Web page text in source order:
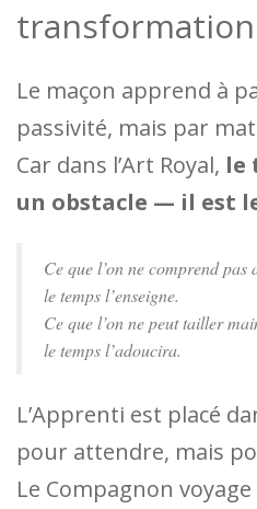
transformation
Le maçon apprend à
passivité, mais par
Car dans l’Art Royal, le
un obstacle — il est
Ce que l’on ne comprend pas
le temps l’enseigne.
Ce que l’on ne peut tailler
le temps l’adoucira.
L’Apprenti est placé
pour attendre, mais
Le Compagnon